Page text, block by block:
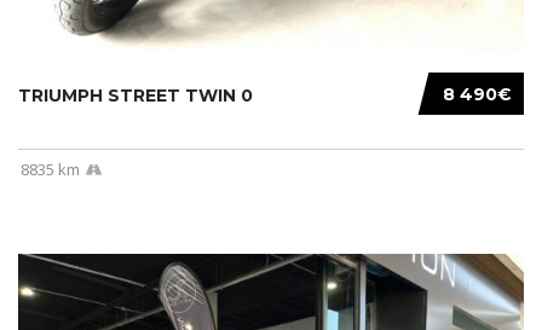
8 490€
TRIUMPH STREET TWIN 0
8835 km